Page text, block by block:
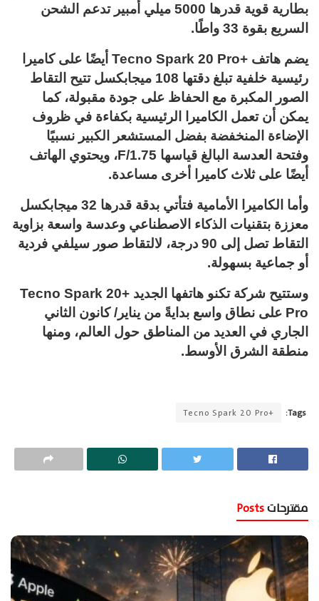
بطارية قوية قدرها 5000 ميلي أمبير تدعم الشحن
السريع بقوة 33 واطًا.
يضم هاتف +Tecno Spark 20 Pro أيضًا على كاميرا
رئيسية خلفية تبلغ دقتها 108 ميجابكسل تتيح التقاط
الصور المكبرة مع الحفاظ على جودة مقبولة، كما
يمكن أن تعمل الكاميرا الرئيسية بكفاءة في ظروف
الإضاءة المنخفضة بفضل المستشعر الكبير نسبيًا
وفتحة العدسة البالغ قياسها F/1.75، ويحتوي الهاتف
أيضًا على ثلاث كاميرا أخرى مساعدة.
وأما الكاميرا الأمامية فتأتي بدقة قدرها 32 ميجابكسل
معززة بتقنيات الذكاء الاصطناعي وعدسة واسعة بزاوية
التقاط تصل إلى 90 درجة، لالتقاط صور سيلفي فردية
أو جماعية بسهولة.
وستتيح شركة تكنو هاتفها الجديد +Tecno Spark 20
Pro على نطاق واسع بدايةً من يناير/ كانون الثاني
الجاري في العديد من المناطق حول العالم، ومنها
منطقة الشرق الأوسط.
Tags:
+Tecno Spark 20 Pro
مقترحات